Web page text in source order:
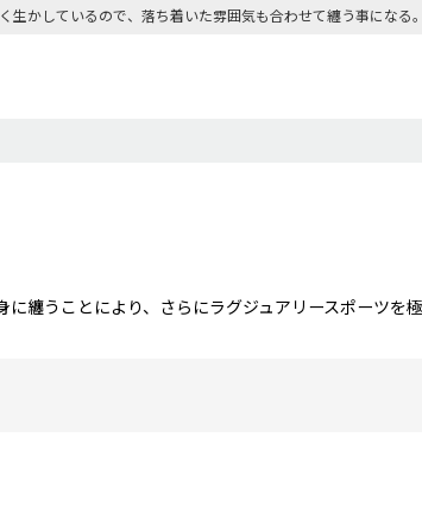
かしているので、落ち着いた雰囲気も合わせて纏う事になる。
纏うことにより、さらにラグジュアリースポーツを